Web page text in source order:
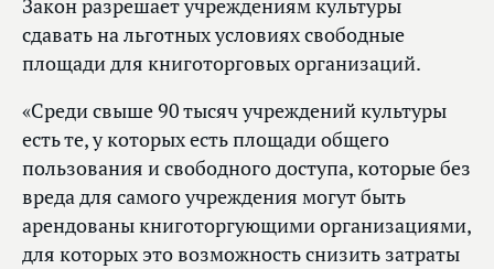
Закон разрешает учреждениям культуры
сдавать на льготных условиях свободные
площади для книготорговых организаций.
«Среди свыше 90 тысяч учреждений культуры
есть те, у которых есть площади общего
пользования и свободного доступа, которые без
вреда для самого учреждения могут быть
арендованы книготоргующими организациями,
для которых это возможность снизить затраты